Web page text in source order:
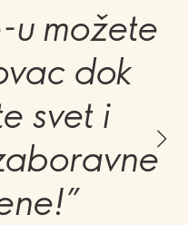
u možete
dok
svet i